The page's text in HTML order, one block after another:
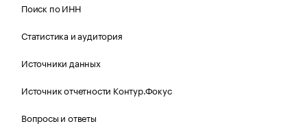
Поиск по ИНН
Статистика и аудитория
Источники данных
Источник отчетности Контур.Фокус
Вопросы и ответы